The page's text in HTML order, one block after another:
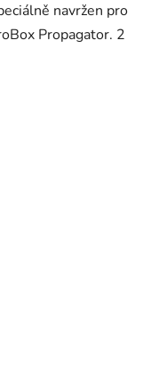
navržen pro
Propagator. 2